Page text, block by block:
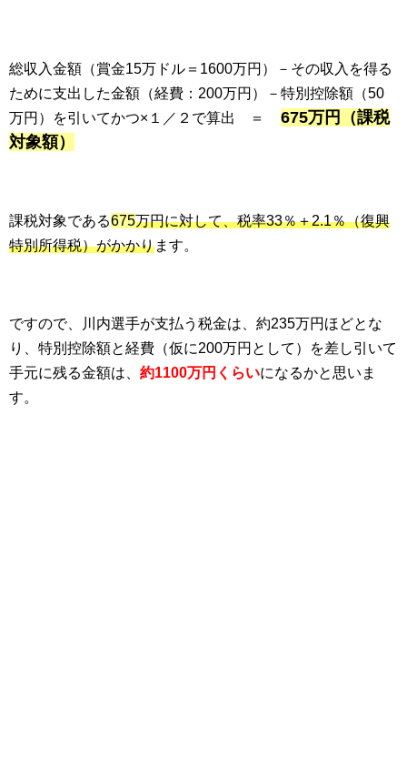
総収入金額（賞金15万ドル＝1600万円）－その収入を得る
ために支出した金額（経費：200万円）－特別控除額（50
万円）を引いてかつ×１／２で算出 ＝
675万円（課税
対象額）
課税対象である675万円に対して、税率33％＋2.1％（復興
特別所得税）がかかります。
ですので、川内選手が支払う税金は、約235万円ほどとな
り、特別控除額と経費（仮に200万円として）を差し引いて
手元に残る金額は、 約1100万円くらいになるかと思いま
す。